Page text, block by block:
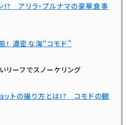
!? アリラ・プルナマの豪華食事
！ 濃密な海“コモド”
リーフでスノーケリング
ットの撮り方とは!? コモドの観